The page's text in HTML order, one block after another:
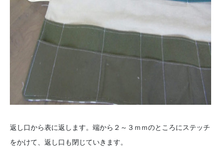
返し口から表に返します。端から２～３ｍｍのところにステッチ
をかけて、返し口も閉じていきます。